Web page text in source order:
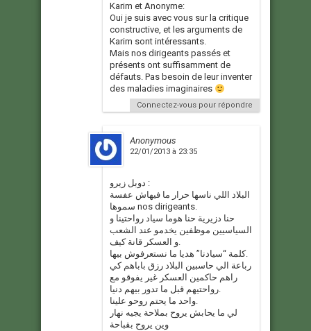
Karim et Anonyme:
Oui je suis avec vous sur la critique
constructive, et les arguments de
Karim sont intéressants.
Mais nos dirigeants passés et
présents ont suffisamment de
défauts. Pas besoin de leur inventer
des maladies imaginaires
Connectez-vous pour répondre
Anonymous
22/01/2013 à 23:35
دوبل زيرو :
البلاد اللي ناسها حرار ما فيهاش عفسة
سموها nos dirigeants.
حنا دزيرية حنا هوما سياد رواحتينا و
السياسيين موظفين يخدمو عند الشعب
و العسكر قانة كيف.
كلمة “سيادنا” هديا ما نستعرفوش بيها.
رباعة الي حاسبين البلاد رزق باباهم كي
راهم حاكمين العسكر غير يفوقو مع
رواحتيهم قبل ما تدور بيهم دنيا.
واحد ما يحتم روحو علينا.
لي ما يحابش يروح بملاحة يجيه نهار
وين يروح بقباحة